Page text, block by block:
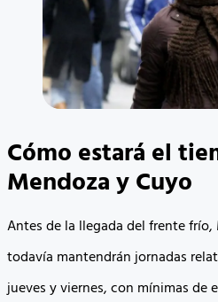
Cómo estará el
Mendoza y Cuyo
Antes de la llegada del frente frío,
todavía mantendrán jornadas
jueves y viernes, con mínimas de